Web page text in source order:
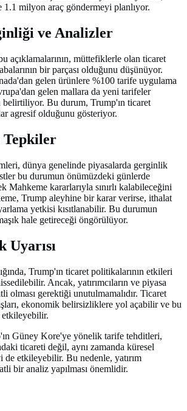
1.1 milyon araç göndermeyi planlıyor.
ve Analizler
açıklamalarının, müttefiklerle olan ticaret
bir parçası olduğunu düşünüyor.
gelen ürünlere %100 tarife uygulama
gelen mallara da yeni tarifeler
belirtiliyor. Bu durum, Trump'ın ticaret
agresif olduğunu gösteriyor.
dünya genelinde piyasalarda gerginlik
bu durumun önümüzdeki günlerde
Mahkeme kararlarıyla sınırlı kalabileceğini
Trump aleyhine bir karar verirse, ithalat
yetkisi kısıtlanabilir. Bu durumun
hale getireceği öngörülüyor.
Uyarısı
Trump'ın ticaret politikalarının etkileri
Ancak, yatırımcıların ve piyasa
olması gerektiği unutulmamalıdır. Ticaret
ekonomik belirsizliklere yol açabilir ve bu
etkileyebilir.
Güney Kore'ye yönelik tarife tehditleri,
ticareti değil, aynı zamanda küresel
de etkileyebilir. Bu nedenle, yatırım
bir analiz yapılması önemlidir.